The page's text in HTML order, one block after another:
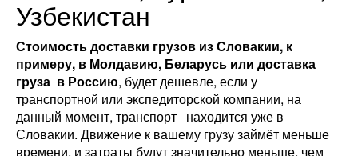
Узбекистан
Стоимость доставки грузов из Словакии, к
примеру, в Молдавию, Беларусь или доставка
груза в Россию, будет дешевле, если у
транспортной или экспедиторской компании, на
данный момент, транспорт находится уже в
Словакии. Движение к вашему грузу займёт меньше
времени, и затраты будут значительно меньше, чем